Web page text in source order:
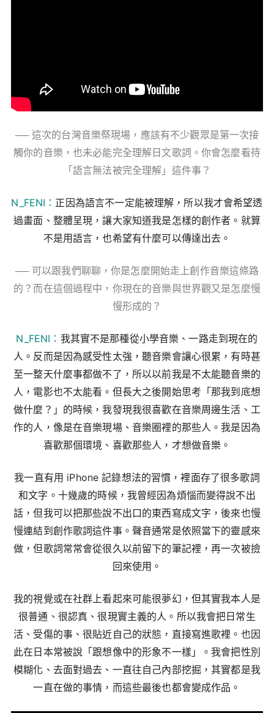
── 這次的台灣音樂祭現場，應該有不少觀眾是第一次接
觸你的音樂，也未必能完全理解日文歌詞。你會怎麼看待
「語言無法被完全理解」這件事？
N_FENI： 正因為語言不一定能被理解，所以我才會希望透
過畫面、整體呈現，讓大家知道我是怎樣的創作者。就算
不是用語言，也希望有什麼可以傳達出去。
── 可以跟我們聊聊，你是怎麼開始走上創作音樂這條路
的？而在這個過程中，你現在的音樂與世界觀又是怎麼慢
慢形成的？
N_FENI： 我其實不是那種從小學音樂、一路走到現在的
人。反而是因為感受性太強，聽音樂會讓心很累，有時甚
至一整天什麼事都做不了，所以以前我是不太能聽音樂的
人，電影也不太能看。但長大之後開始思考「那我到底想
做什麼？」的時候，我發現我很喜歡在音樂周邊生活、工
作的人，像是在音樂現場、音樂圈裡的那些人。我是因為
喜歡那個環境、喜歡那些人，才想做音樂。
我一直有用 iPhone 記錄想法的習慣，裡面存了很多歌詞
和文字。十幾歲的時候，我曾經因為煩惱而變得說不出
話，但我可以把那些說不出口的東西寫成文字，後來也慢
慢連結到創作歌詞這件事。聲音通常是依照當下的靈感來
做，但歌詞常常會從很久以前留下的筆記裡，再一次被撿
回來使用。
我的視覺或在社群上看起來可能很夢幻，但其實我本人是
很普通、很認真、很現實主義的人。所以我會把日常生
活、受傷的事、很貼近自己的狀態，直接寫進歌裡。也因
此在日本常被說「跟想像中的形象不一樣」。我會把性別
模糊化、去面對過去、一直往自己內部挖掘，其實都是我
一直在做的事情，而這些最後也都會變成作品。